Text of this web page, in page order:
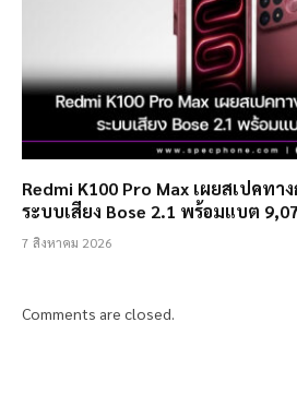
Redmi K100 Pro Max เผยสเปคทา
ระบบเสียง Bose 2.1 พร้อมแบต
7 สิงหาคม 2026
Comments are closed.